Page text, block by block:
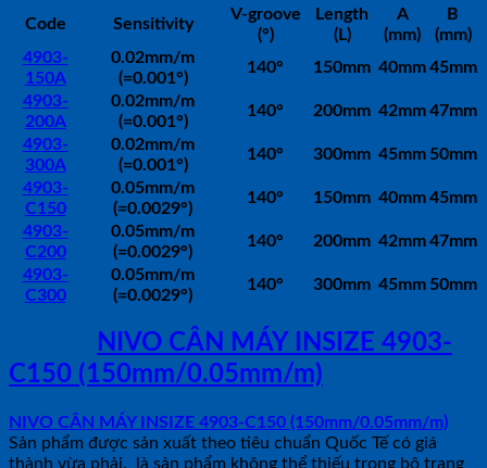
Code Sensitivity
V-groove
(°)
Length
(L)
A
(mm)
B
(mm)
4903-
150A
0.02mm/m
(=0.001°)
140° 150mm 40mm45mm
4903-
200A
0.02mm/m
(=0.001°)
140° 200mm 42mm47mm
4903-
300A
0.02mm/m
(=0.001°)
140° 300mm 45mm 50mm
4903-
C150
0.05mm/m
(=0.0029°)
140° 150mm 40mm45mm
4903-
C200
0.05mm/m
(=0.0029°)
140° 200mm 42mm47mm
4903-
C300
0.05mm/m
(=0.0029°)
140° 300mm 45mm 50mm
NIVO CÂN MÁY INSIZE 4903-
C150 (150mm/0.05mm/m)
NIVO CÂN MÁY INSIZE 4903-C150 (150mm/0.05mm/m)
Sản phẩm được sản xuất theo tiêu chuẩn Quốc Tế có giá
thành vừa phải. là sản phẩm không thể thiếu trong bộ trang